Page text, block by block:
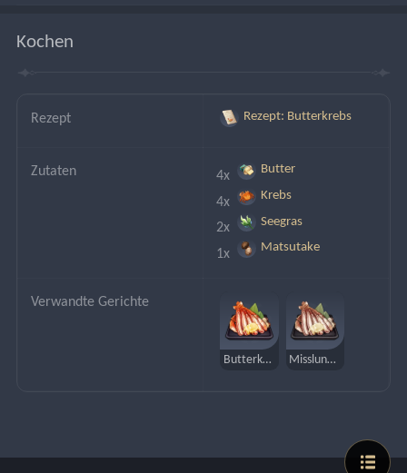
Kochen
Rezept Rezept: Butterkrebs
Zutaten 4x Butter
4x Krebs
2x Seegras
1x Matsutake
Verwandte Gerichte
Butterkrebs Misslungener Butterkrebs